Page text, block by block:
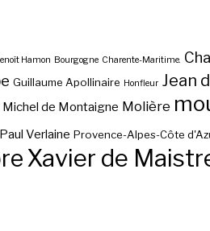
Hamon Bourgogne Charente-Maritime.
Guillaume Apollinaire Honfleur Jean
Michel de Montaigne Molière
Paul Verlaine Provence-Alpes-Côte
Xavier de